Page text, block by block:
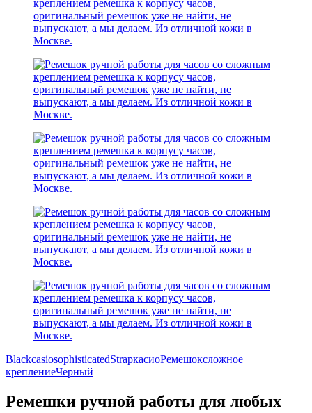
BlackcasiosophisticatedStrapкасиоРемешоксложное
креплениеЧерный
Ремешки ручной работы для любых